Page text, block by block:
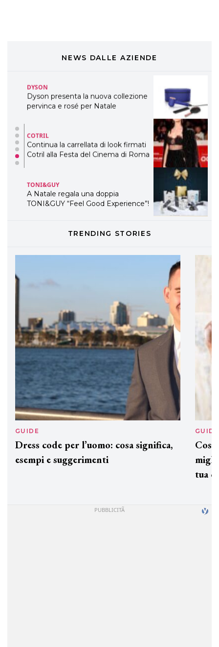
NEWS DALLE AZIENDE
pervinca e rosé per Natale
COTRIL
Continua la carrellata di look firmati
Cotril alla Festa del Cinema di Roma
TONI&GUY
A Natale regala una doppia
TONI&GUY “Feel Good Experience”!
LABEL.M lancia la sua innovativa ed
eco-sostenibile linea di prodotti
professionali
Davines presenta cofanetti beauty
ogni capello
TRENDING STORIES
GUIDE
Dress code per l’uomo: cosa significa,
esempi e suggerimenti
GUIDE
tua